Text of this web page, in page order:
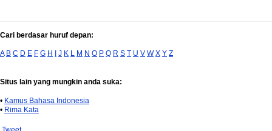
Cari berdasar huruf depan:
A B C D E F G H I J K L M N O P Q R S T U V W X Y Z
Situs lain yang mungkin anda suka:
• Kamus Bahasa Indonesia
• Rima Kata